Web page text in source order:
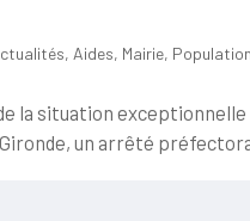
, Aides, Mairie, Population
la situation exceptionnelle
un arrêté